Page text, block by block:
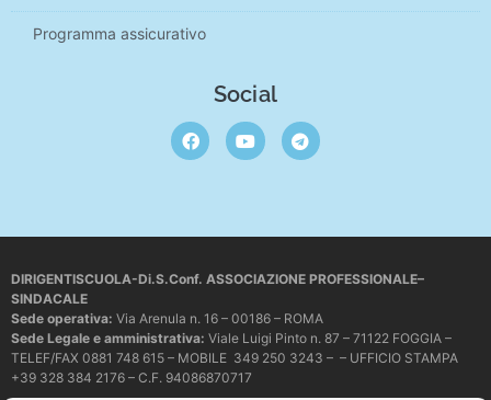
Programma assicurativo
Social
DIRIGENTISCUOLA-Di.S.Conf. ASSOCIAZIONE PROFESSIONALE–
SINDACALE
Sede operativa: Via Arenula n. 16 – 00186 – ROMA
Sede Legale e amministrativa: Viale Luigi Pinto n. 87 – 71122 FOGGIA –
TELEF/FAX 0881 748 615 – MOBILE 349 250 3243 – – UFFICIO STAMPA
+39 328 384 2176 – C.F. 94086870717